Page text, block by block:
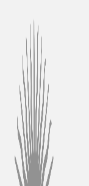
contenido